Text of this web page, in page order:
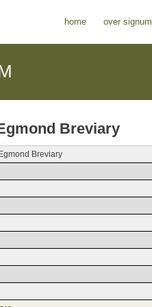
home over signum
Breviary
Breviary